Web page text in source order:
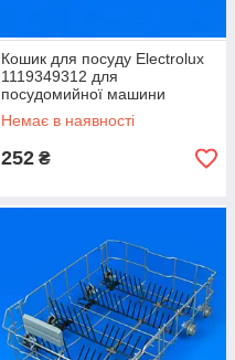
Кошик для посуду Electrolux
1119349312 для
посудомийної машини
Немає в наявності
252 ₴